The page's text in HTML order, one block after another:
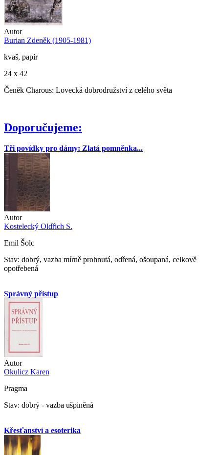
Autor
Burian Zdeněk (1905-1981)
kvaš, papír
24 x 42
Čeněk Charous: Lovecká dobrodružství z celého světa
Doporučujeme:
Tři povídky pro dámy: Zlatá pomněnka...
Autor
Kostelecký Oldřich S.
Emil Šolc
Stav: dobrý, vazba mírně prohnutá, odřená, ošoupaná, celkově
opotřebená
Správný přístup
Autor
Okulicz Karen
Pragma
Stav: dobrý - vazba ušpiněná
Křesťanství a esoterika